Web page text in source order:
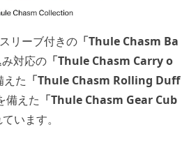
リーブ付きの 「Thule Chasm Ba
対応の 「Thule Chasm Carry o
えた 「Thule Chasm Rolling Duff
備えた 「Thule Chasm Gear Cub
います。